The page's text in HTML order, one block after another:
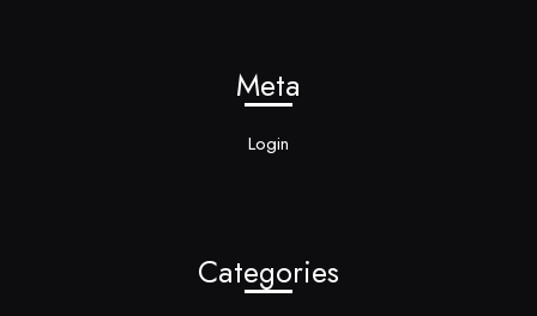
Meta
Login
Categories